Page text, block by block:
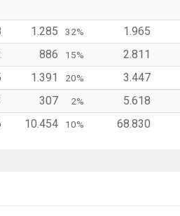
1.285 32% 1.965
886 15% 2.811
1.391 20% 3.447
307 2% 5.618
10.454 10% 68.830